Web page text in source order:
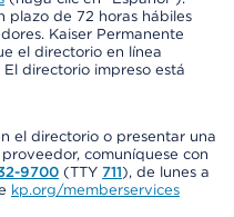
plazo de 72 horas hábiles
Kaiser Permanente
el directorio en línea
directorio impreso está
el directorio o presentar una
comuníquese con
9700 (TTY 711), de lunes a
kp.org/memberservices